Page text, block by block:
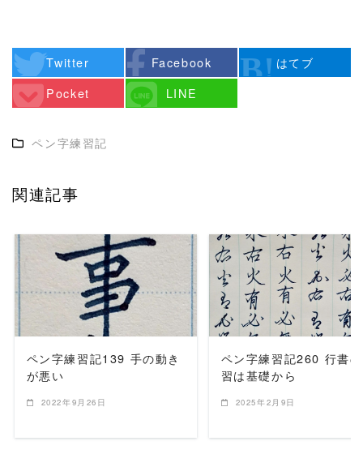
Twitter Facebook
はてブ
Pocket
LINE
ペン字練習記
関連記事
READ MORE
ペン字練習記139 手の動き
が悪い
2022年9月26日
READ MORE
ペン字練習記260 行書
習は基礎から
2025年2月9日